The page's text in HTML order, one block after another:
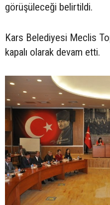
görüşüleceği belirtildi.
Kars Belediyesi Meclis
kapalı olarak devam etti.